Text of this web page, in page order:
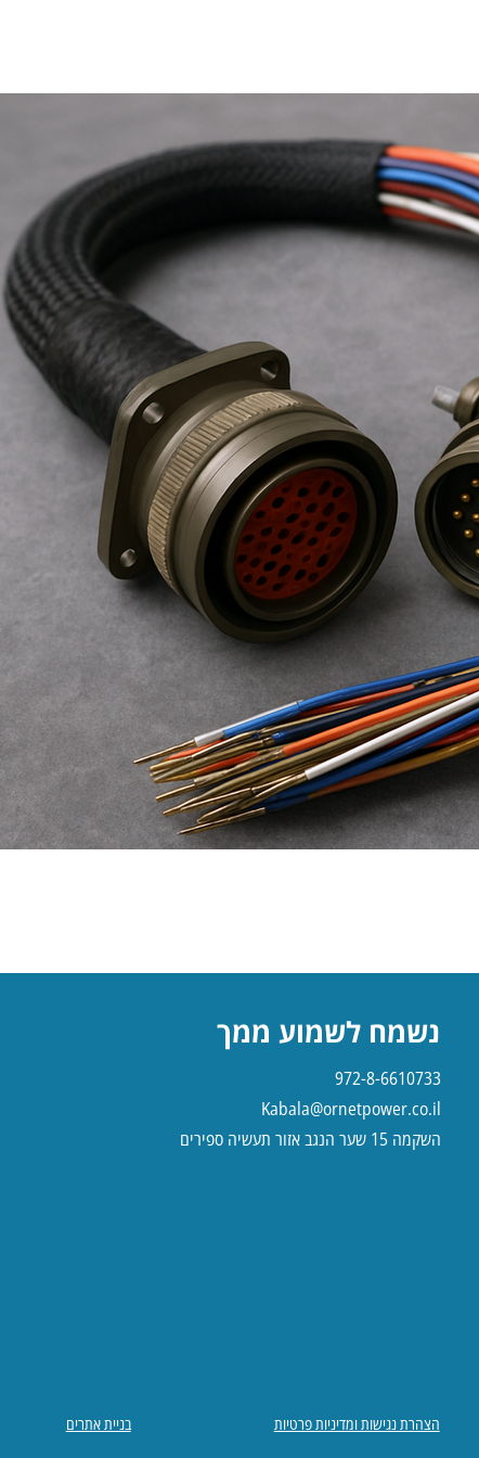
נשמח לשמוע ממך
972-8-6610733
Kabala@ornetpower.co.il
השקמה 15 שער הנגב אזור תעשיה ספירים
בניית אתרים הצהרת נגישות ומדיניות פרטיות